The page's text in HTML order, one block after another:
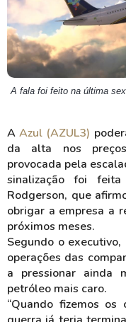
A fala foi feito na última
AAzul (AZUL3)
da alta nos
provocada pela
sinalização foi
Rodgerson, que
obrigar a empresa a
próximos meses.
Segundo o
operações das
a pressionar ainda
petróleo mais caro.
“Quando fizemos